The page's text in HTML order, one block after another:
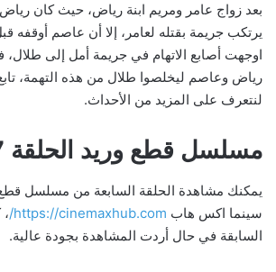
بعد زواج عامر ومريم ابنة رياض، حيث كان
يرتكب جريمة بقتله لعامر، إلا أن عاصم أوقفه
اوجهت أصابع الاتهام في جريمة أمل إلى طلال،
رياض وعاصم ليخلصوا طلال من هذه التهمة،
لنتعرف على المزيد من الأحداث.
مسلسل قطع وريد الحلقة 7 السابعة
يمكنك مشاهدة الحلقة السابعة من مسلسل
سينما اكس هاب https://cinemaxhub.com/
السابقة في حال أردت المشاهدة بجودة عالية.